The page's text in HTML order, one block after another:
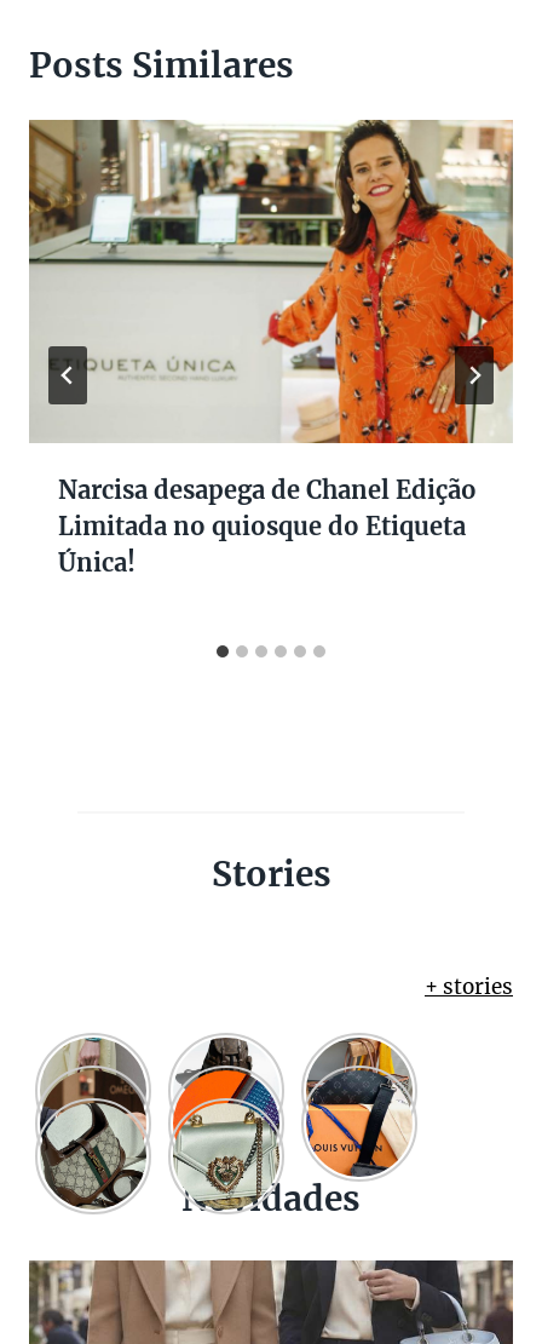
Posts Similares
Narcisa desapega de Chanel Edição
Limitada no quiosque do Etiqueta
Única!
Stories
+ stories
Novidades